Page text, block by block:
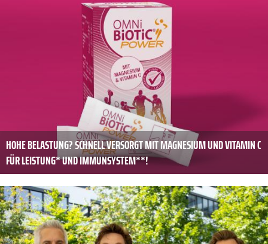
HOHE BELASTUNG? SCHNELL VERSORGT MIT MAGNESIUM UND VITAMIN C
FÜR LEISTUNG* UND IMMUNSYSTEM**!